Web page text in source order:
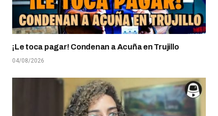
¡Le toca pagar! Condenan a Acuña en Trujillo
04/08/2026